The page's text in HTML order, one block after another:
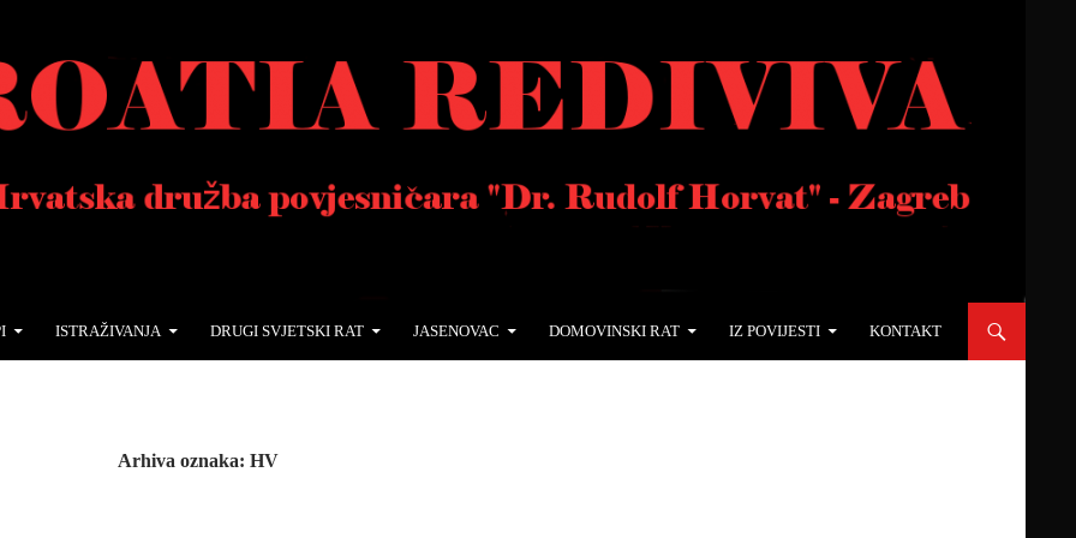
ISTRAŽIVANJA DRUGI SVJETSKI RAT JASENOVAC DOMOVINSKI RAT IZ POVIJESTI KONTAKT
Arhiva oznaka: HV